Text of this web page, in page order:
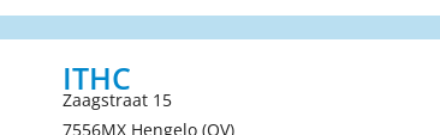
ITHC
Zaagstraat 15
7556MX Hengelo (OV)